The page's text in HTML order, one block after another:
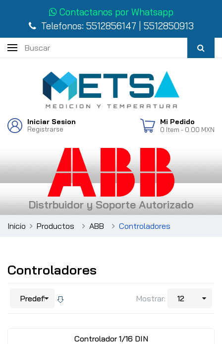
Contactanos por Whatsapp
Telefonos: 5512856147 5512850913
Iniciar Sesion
Registrarse
Mi Pedido
0 Item - 0.00 MXN
Distrbuidor y Soporte Autorizado
Inicio Productos ABB Controladores
Controladores
Mostrar:
Controlador 1/16 DIN